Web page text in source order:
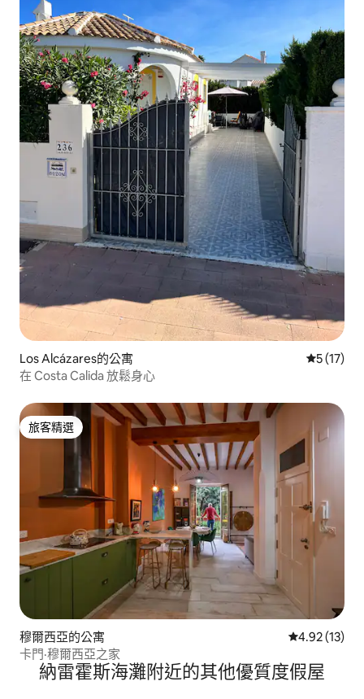
Los Alcázares的公寓 從 17 則
5 (17)
在 Costa Calida 放鬆身心
旅客精選
旅客精選
穆爾西亞的公寓 從 13 則評價
4.92 (13)
卡門·穆爾西亞之家
納雷霍斯海灘附近的其他優質度假屋